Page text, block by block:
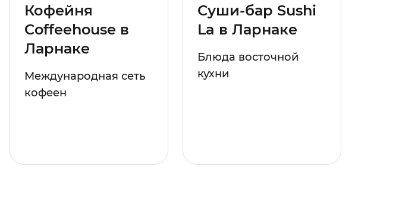
Кофейня
Coffeehouse в
Ларнаке
Международная сеть
кофеен
Суши-бар Sushi
La в Ларнаке
Блюда восточной
кухни